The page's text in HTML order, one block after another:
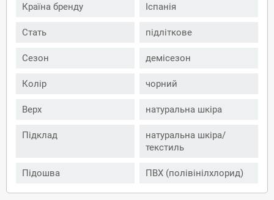
Країна бренду Іспанія
Стать підліткове
Сезон демісезон
Колір чорний
Верх натуральна шкіра
Підклад
натуральна шкіра/
текстиль
Підошва ПВХ (полівінілхлорид)